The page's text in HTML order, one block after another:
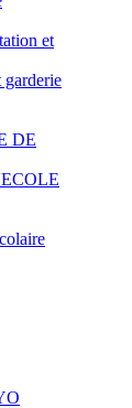
et
garderie
DE